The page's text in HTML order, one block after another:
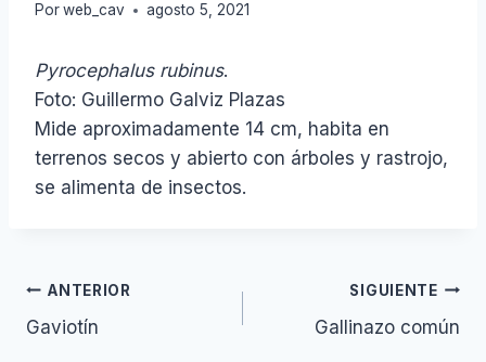
Porweb_cav agosto 5, 2021
Pyrocephalus rubinus.
Foto: Guillermo Galviz Plazas
Mide aproximadamente 14 cm, habita en
terrenos secos y abierto con árboles y rastrojo,
se alimenta de insectos.
Navegación
de
ANTERIOR
Gaviotín
SIGUIENTE
Gallinazo común